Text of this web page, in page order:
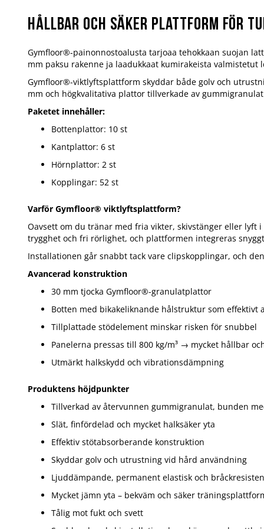
Hållbar och säker plattform för
Gymfloor®-painonnostoalusta tarjoaa tehokkaan suojan
mm paksu rakenne ja laadukkaat kumirakeista
Gymfloor®-viktlyftsplattform skyddar både golv och
mm och högkvalitativa plattor tillverkade av
Paketet innehåller:
Bottenplattor: 10 st
Kantplattor: 6 st
Hörnplattor: 2 st
Kopplingar: 52 st
Varför Gymfloor® viktlyftsplattform?
Oavsett om du tränar med fria vikter, skivstänger eller
trygghet och fri rörlighet, och plattformen integreras
Installationen går snabbt tack vare clipskopplingar, och
Avancerad konstruktion
30 mm tjocka Gymfloor®-granulatplattor
Botten med bikakeliknande hålstruktur som effektivt
Tillplattade stödelement minskar risken för snubbel
Panelerna pressas till 800 kg/m³ → mycket hållbar
Utmärkt halkskydd och vibrationsdämpning
Produktens höjdpunkter
Tillverkad av återvunnen gummigranulat, bunden
Slät, finfördelad och mycket halksäker yta
Effektiv stötabsorberande konstruktion
Skyddar golv och utrustning vid hård användning
Ljuddämpande, permanent elastisk och
Mycket jämn yta – bekväm och säker
Tålig mot fukt och svett